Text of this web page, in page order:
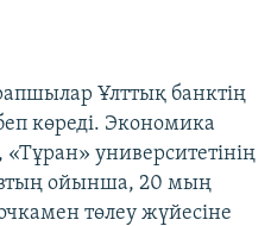
Ұлттық банктің
көреді. Экономика
университетінің
ойынша, 20 мың
төлеу жүйесіне